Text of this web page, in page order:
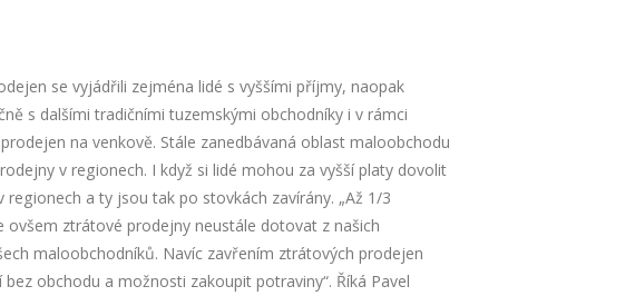
se vyjádřili zejména lidé s vyššími příjmy, naopak
s dalšími tradičními tuzemskými obchodníky i v rámci
na venkově. Stále zanedbávaná oblast maloobchodu
v regionech. I když si lidé mohou za vyšší platy dovolit
a ty jsou tak po stovkách zavírány. „Až 1/3
ovšem ztrátové prodejny neustále dotovat z našich
maloobchodníků. Navíc zavřením ztrátových prodejen
obchodu a možnosti zakoupit potraviny“. Říká Pavel